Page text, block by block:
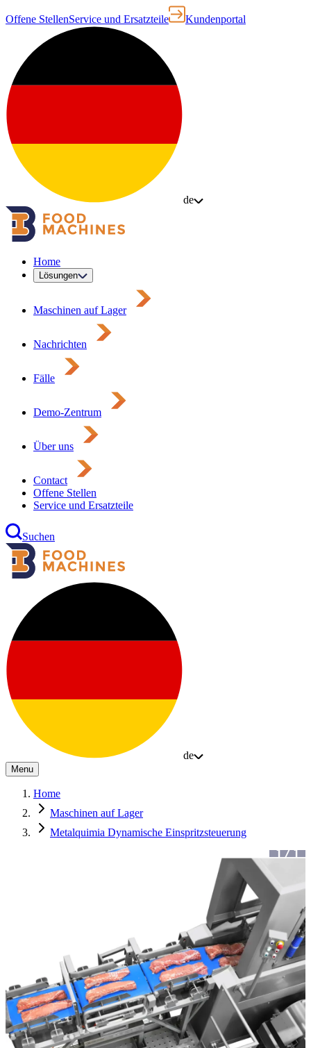
Offene StellenService und Ersatzteile Kundenportal
de
Home
Lösungen
Maschinen auf Lager
Nachrichten
Fälle
Demo-Zentrum
Über uns
Contact
Offene Stellen
Service und Ersatzteile
Suchen
de
Menu
Home
Maschinen auf Lager
Metalquimia Dynamische Einspritzsteuerung
1/1